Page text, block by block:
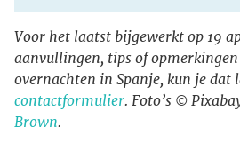
Voor het laatst bijgewerkt op 19
aanvullingen, tips of
overnachten in Spanje, kun je dat
contactformulier. Foto’s ©
Brown.